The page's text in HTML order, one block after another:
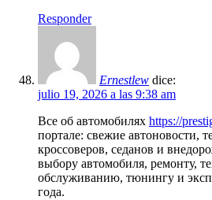
Responder
Ernestlew dice:
julio 19, 2026 a las 9:38 am
Все об автомобилях https://
портале: свежие автоновости,
кроссоверов, седанов и
выбору автомобиля, ремонту,
обслуживанию, тюнингу и
года.